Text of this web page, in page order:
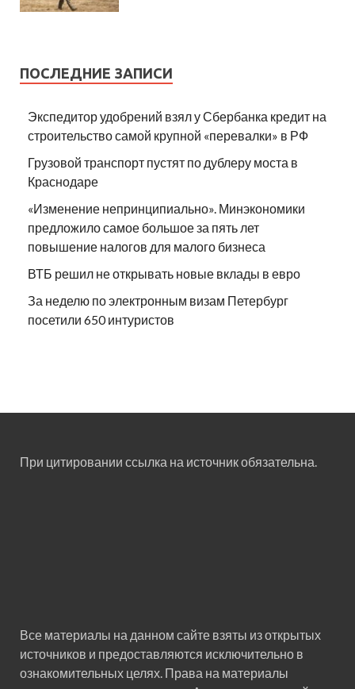
ПОСЛЕДНИЕ ЗАПИСИ
Экспедитор удобрений взял у Сбербанка кредит на
строительство самой крупной «перевалки» в РФ
Грузовой транспорт пустят по дублеру моста в
Краснодаре
«Изменение непринципиально». Минэкономики
предложило самое большое за пять лет
повышение налогов для малого бизнеса
ВТБ решил не открывать новые вклады в евро
За неделю по электронным визам Петербург
посетили 650 интуристов
При цитировании ссылка на источник обязательна.
Все материалы на данном сайте взяты из открытых
источников и предоставляются исключительно в
ознакомительных целях. Права на материалы